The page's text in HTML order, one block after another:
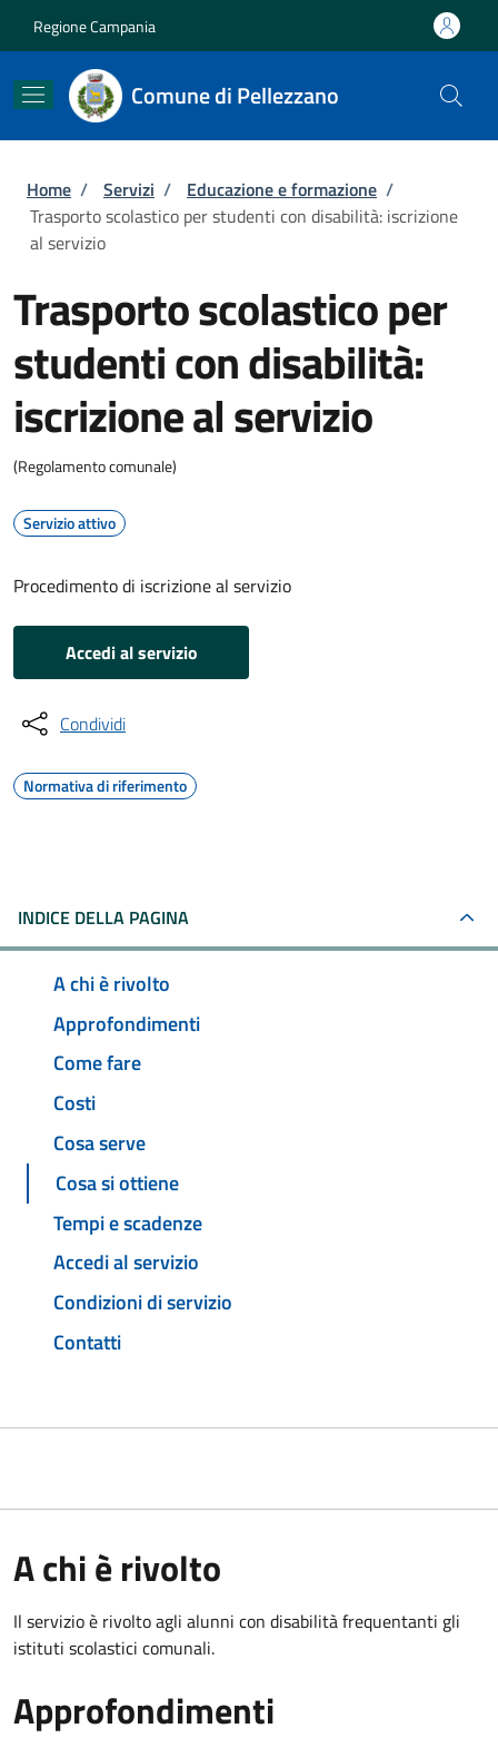
Regione Campania
Comune di Pellezzano
Briciole di pane
Home / Servizi / Educazione e formazione /
Trasporto scolastico per studenti con disabilità: iscrizione
al servizio
Trasporto scolastico per
studenti con disabilità:
iscrizione al servizio
(Regolamento comunale)
Servizio attivo
Procedimento di iscrizione al servizio
Accedi al servizio
Condividi
Normativa di riferimento
INDICE DELLA PAGINA
A chi è rivolto
Approfondimenti
Come fare
Costi
Cosa serve
Cosa si ottiene
Tempi e scadenze
Accedi al servizio
Condizioni di servizio
Contatti
A chi è rivolto
Il servizio è rivolto agli alunni con disabilità frequentanti gli
istituti scolastici comunali.
Approfondimenti